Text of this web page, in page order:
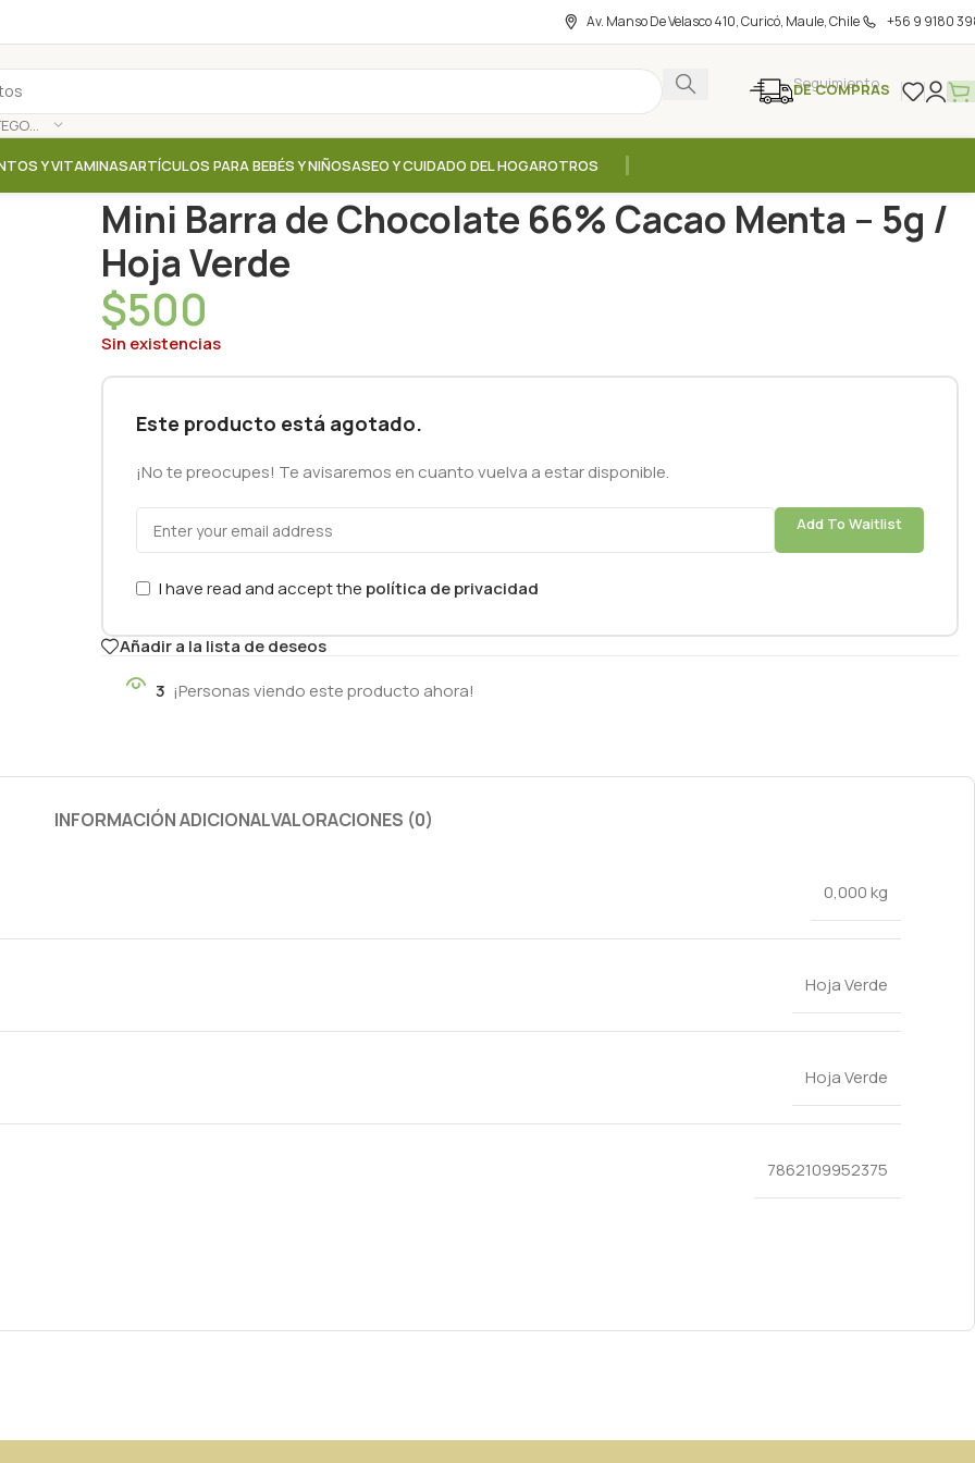
Av. Manso De Velasco 410, Curicó, Maule, Chile +56 9 9180
SELECCIONAR CATEGORÍA
Seguimiento
DE COMPRAS
Y VITAMINASARTÍCULOS PARA BEBÉS Y NIÑOSASEO Y CUIDADO DEL HOGAROTROS
Mini Barra de Chocolate 66% Cacao Menta – 5g /
Hoja Verde
$500
Sin existencias
Este producto está agotado.
¡No te preocupes! Te avisaremos en cuanto vuelva a estar disponible.
Add To Waitlist
I have read and accept the política de privacidad
Añadir a la lista de deseos
3 ¡Personas viendo este producto ahora!
INFORMACIÓN ADICIONALVALORACIONES (0)
0,000 kg
Hoja Verde
Hoja Verde
7862109952375